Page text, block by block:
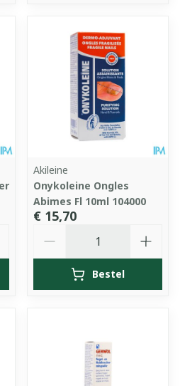
Akileine
Onykoleine Ongles
Abimes Fl 10ml 104000
€ 15,70
Bestel